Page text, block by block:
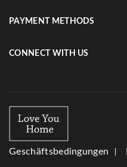
PAYMENT METHODS
CONNECT WITH US
Geschäftsbedingungen